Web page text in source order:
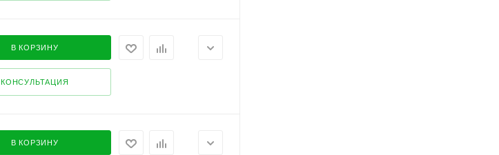
В КОРЗИНУ
КОНСУЛЬТАЦИЯ
В КОРЗИНУ